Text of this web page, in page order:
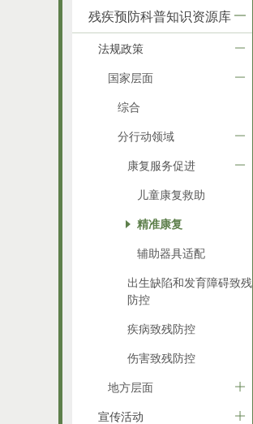
残疾预防科普知识资源库
法规政策
国家层面
综合
分行动领域
康复服务促进
儿童康复救助
精准康复
辅助器具适配
出生缺陷和发育障碍致残
防控
疾病致残防控
伤害致残防控
地方层面
宣传活动